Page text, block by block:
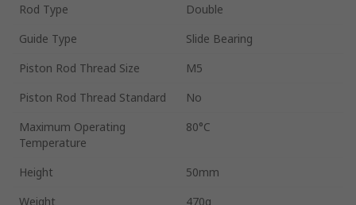
Rod Type
Double
Guide Type
Slide Bearing
Piston Rod Thread Size
M5
Piston Rod Thread Standard
No
Maximum Operating
Temperature
80°C
Height
50mm
Weight
470g